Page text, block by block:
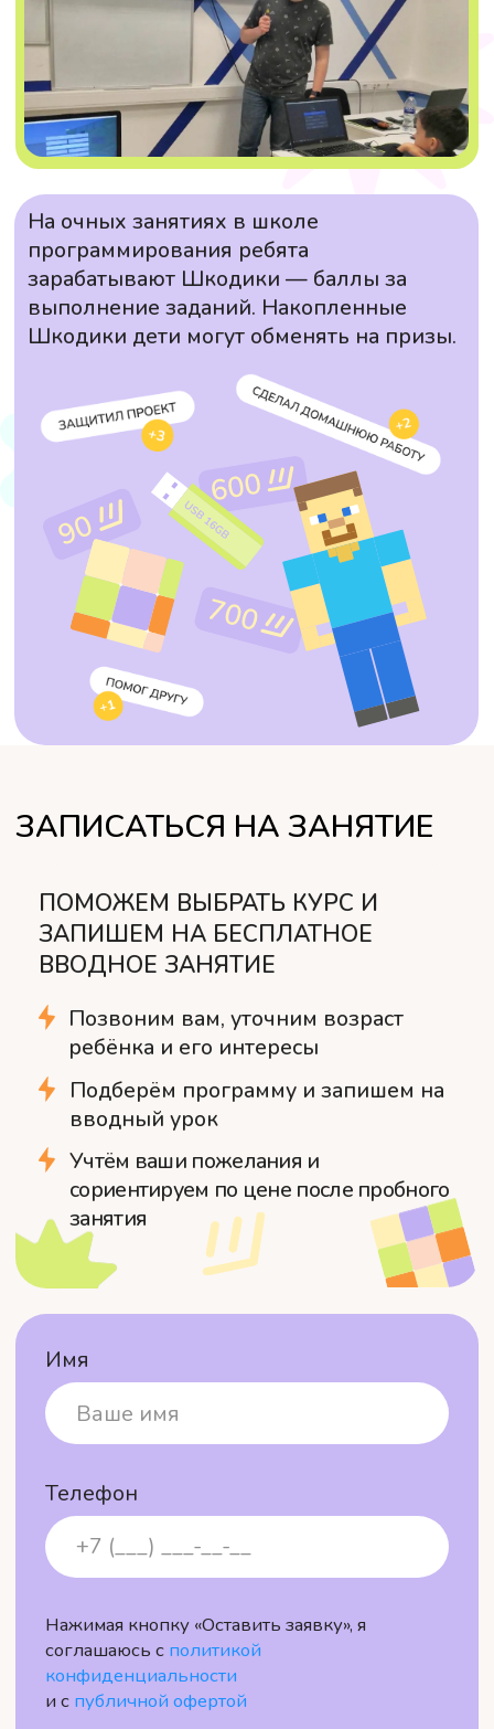
КОНТАКТЫ
Ежедневно c 9:30 до 21:00 (мск)
shkodish@yandex.ru
+7 (926) 890-87-95
Стоимость
Полезные
статьи
Вопрос-ответ
Отзывы
Преподаватели
Сертификаты
Программы обучения
Наши курсы
Процесс
обучения
О нас
Политика конфиденциальности
Договор оферты
© 2020 -2026
для детей шКОДишь